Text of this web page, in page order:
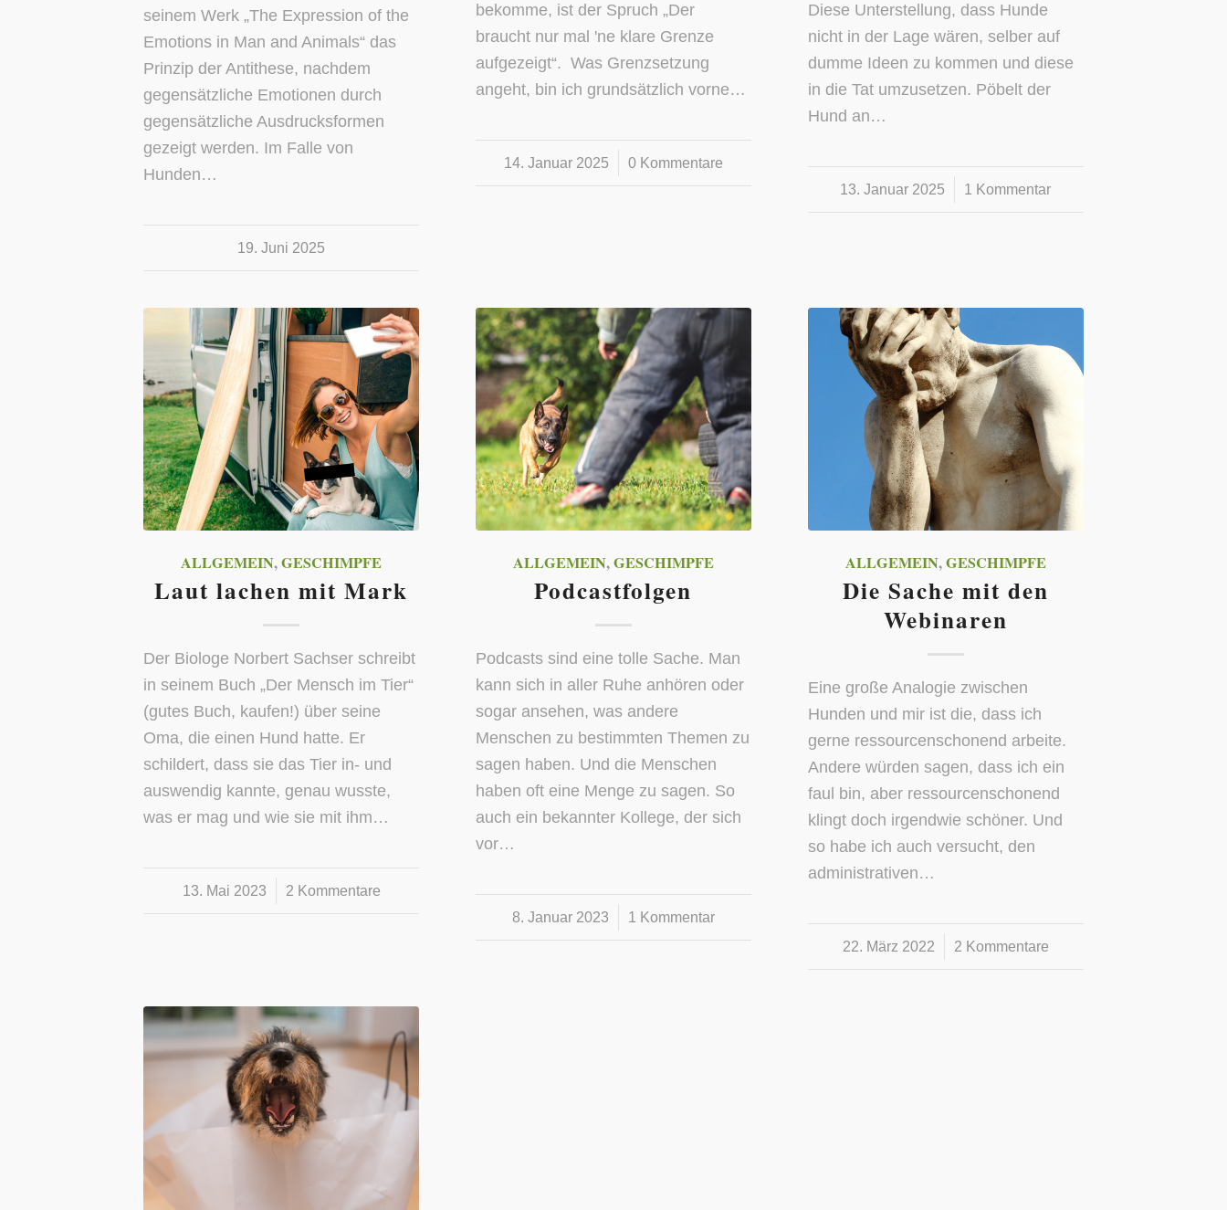
seinem Werk „The Expression of the
Emotions in Man and Animals“ das
Prinzip der Antithese, nachdem
gegensätzliche Emotionen durch
gegensätzliche Ausdrucksformen
gezeigt werden. Im Falle von
Hunden…
19. Juni 2025
bekomme, ist der Spruch „Der
braucht nur mal 'ne klare Grenze
aufgezeigt“. Was Grenzsetzung
angeht, bin ich grundsätzlich vorne…
14. Januar 2025
/ 0 Kommentare
Diese Unterstellung, dass Hunde
nicht in der Lage wären, selber auf
dumme Ideen zu kommen und diese
in die Tat umzusetzen. Pöbelt der
Hund an…
13. Januar 2025
/ 1 Kommentar
ALLGEMEIN,GESCHIMPFE
Laut lachen mit Mark
Der Biologe Norbert Sachser schreibt
in seinem Buch „Der Mensch im Tier“
(gutes Buch, kaufen!) über seine
Oma, die einen Hund hatte. Er
schildert, dass sie das Tier in- und
auswendig kannte, genau wusste,
was er mag und wie sie mit ihm…
13. Mai 2023
/ 2 Kommentare
ALLGEMEIN,GESCHIMPFE
Podcastfolgen
Podcasts sind eine tolle Sache. Man
kann sich in aller Ruhe anhören oder
sogar ansehen, was andere
Menschen zu bestimmten Themen zu
sagen haben. Und die Menschen
haben oft eine Menge zu sagen. So
auch ein bekannter Kollege, der sich
vor…
8. Januar 2023
/ 1 Kommentar
ALLGEMEIN,GESCHIMPFE
Die Sache mit den
Webinaren
Eine große Analogie zwischen
Hunden und mir ist die, dass ich
gerne ressourcenschonend arbeite.
Andere würden sagen, dass ich ein
faul bin, aber ressourcenschonend
klingt doch irgendwie schöner. Und
so habe ich auch versucht, den
administrativen…
22. März 2022
/ 2 Kommentare